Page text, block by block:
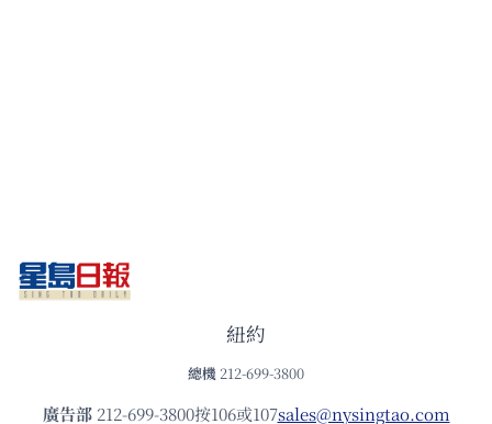
紐約
總機 212-699-3800
廣告部212-699-3800按106或107sales@nysingtao.com